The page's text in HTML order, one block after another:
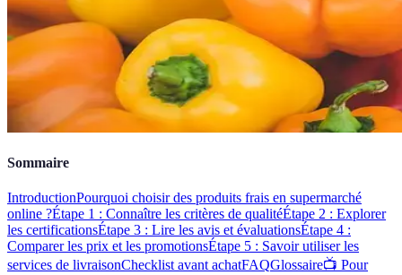
Sommaire
IntroductionPourquoi choisir des produits frais en supermarché
online ?Étape 1 : Connaître les critères de qualitéÉtape 2 : Explorer
les certificationsÉtape 3 : Lire les avis et évaluationsÉtape 4 :
Comparer les prix et les promotionsÉtape 5 : Savoir utiliser les
services de livraisonChecklist avant achatFAQGlossaire📺 Pour